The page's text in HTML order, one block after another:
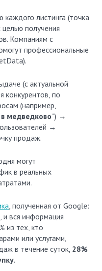
листинга (точка
получения
Компаниям с
профессиональные
(с актуальной
конкурентов, по
(например,
в медведково”) →
→
продаж.
могут
в реальных
, полученная от Google:
и вся информация
из тех, кто
или услугами,
в течение суток, 28%